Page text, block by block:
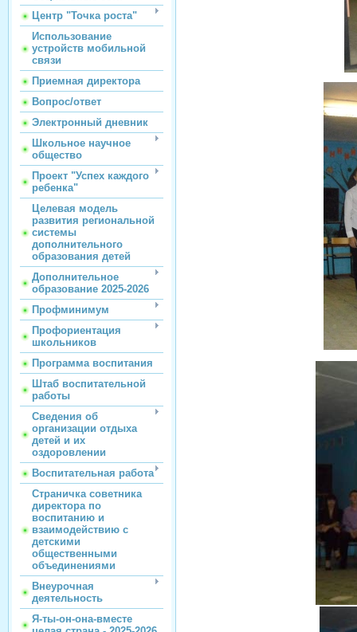
Центр "Точка роста"
Использование
устройств мобильной
связи
Приемная директора
Вопрос/ответ
Электронный дневник
Школьное научное
общество
Проект "Успех каждого
ребенка"
Целевая модель
развития региональной
системы
дополнительного
образования детей
Дополнительное
образование 2025-2026
Профминимум
Профориентация
школьников
Программа воспитания
Штаб воспитательной
работы
Сведения об
организации отдыха
детей и их
оздоровлении
Воспитательная работа
Страничка советника
директора по
воспитанию и
взаимодействию с
детскими
общественными
объединениями
Внеурочная
деятельность
Я-ты-он-она-вместе